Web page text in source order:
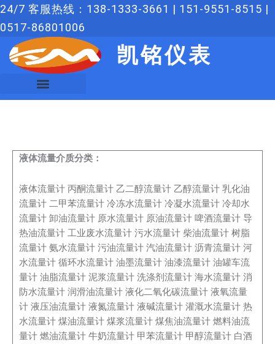
跳
至
24/7 客服热线：138-1333-3661 | 151-9551-8515 |
0517-86801006
凯铭仪表
液体流量介质分类：
液体流量计 丙酮流量计 乙二醇流量计 乙醇流量计 乳化油
流量计 二甲苯流量计 冷冻水流量计 冷凝水流量计 冷却水
流量计 卸油流量计 原水流量计 原油流量计 啤酒流量计 导
热油流量计 工业废水流量计 污水流量计 柴油流量计 树脂
流量计 氨水流量计 污油流量计 汽油流量计 沥青流量计 河
水流量计 循环水流量计 油墨流量计 油漆流量计 油罐车流
量计 油脂流量计 泥浆流量计 洗涤剂流量计 海水流量计 消
防水流量计 润滑油流量计 液化二氧化碳流量计 液氧流量
计 液压油流量计 液氮流量计 液碱流量计 灌溉水流量计 热
水流量计 煤油流量计 煤浆流量计 煤焦油流量计 燃料油流
量计 燃油流量计 牛奶流量计 甲苯流量计 甲醇流量计 白酒